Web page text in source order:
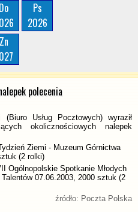
Do
Ps
2026
Zn
polecenia
Usług Pocztowych) wyraził
okolicznościowych nalepek
Ziemi - Muzeum Górnictwa
(2 rolki)
Ogólnopolskie Spotkanie Młodych
07.06.2003, 2000 sztuk (2
źródło: Poczta Polska